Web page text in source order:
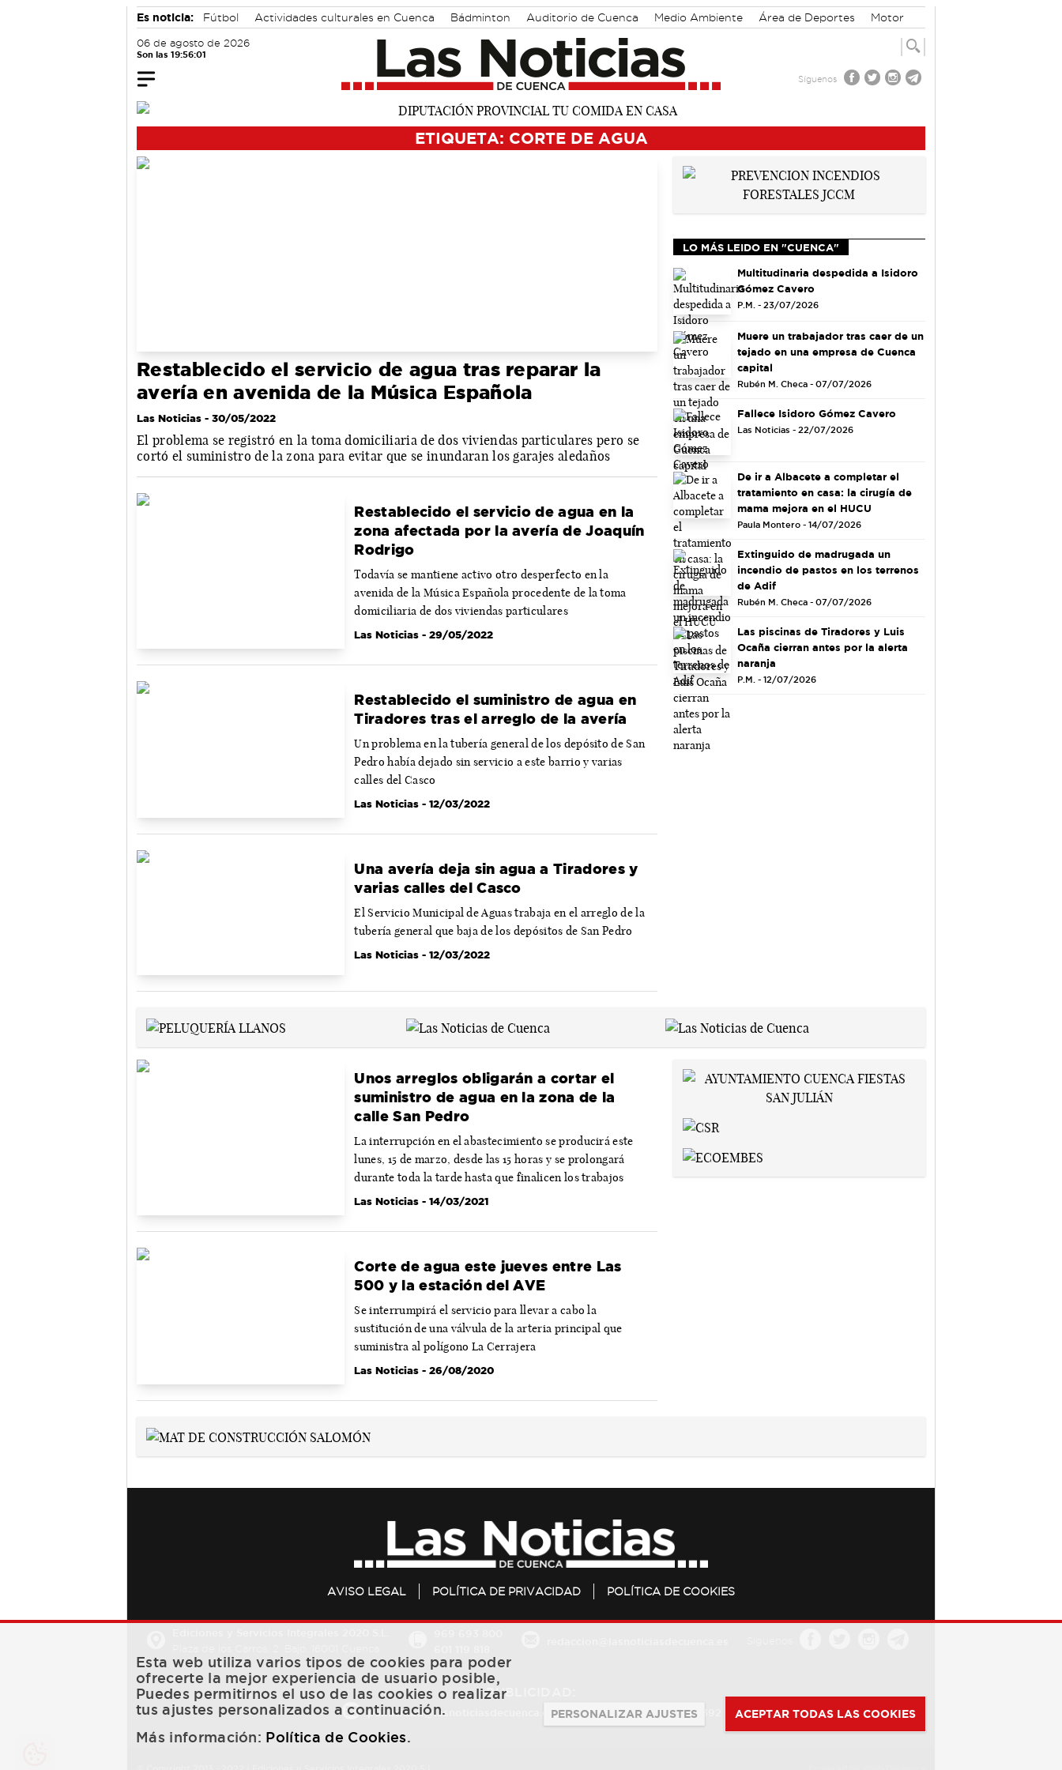
Es noticia: Fútbol Actividades culturales en Cuenca Bádminton Auditorio de Cuenca Medio Ambiente Área de Deportes Motor
06 de agosto de 2026
Son las 19:56:02
Síguenos
ETIQUETA: CORTE DE AGUA
Restablecido el servicio de agua tras reparar la
avería en avenida de la Música Española
Las Noticias - 30/05/2022
El problema se registró en la toma domiciliaria de dos viviendas particulares pero se
cortó el suministro de la zona para evitar que se inundaran los garajes aledaños
Restablecido el servicio de agua en la
zona afectada por la avería de Joaquín
Rodrigo
Todavía se mantiene activo otro desperfecto en la
avenida de la Música Española procedente de la toma
domiciliaria de dos viviendas particulares
Las Noticias - 29/05/2022
Restablecido el suministro de agua en
Tiradores tras el arreglo de la avería
Un problema en la tubería general de los depósito de San
Pedro había dejado sin servicio a este barrio y varias
calles del Casco
Las Noticias - 12/03/2022
Una avería deja sin agua a Tiradores y
varias calles del Casco
El Servicio Municipal de Aguas trabaja en el arreglo de la
tubería general que baja de los depósitos de San Pedro
Las Noticias - 12/03/2022
LO MÁS LEIDO EN "CUENCA"
Multitudinaria despedida a Isidoro
Gómez Cavero
P.M. - 23/07/2026
Muere un trabajador tras caer de un
tejado en una empresa de Cuenca
capital
Rubén M. Checa - 07/07/2026
Fallece Isidoro Gómez Cavero
Las Noticias - 22/07/2026
De ir a Albacete a completar el
tratamiento en casa: la cirugía de
mama mejora en el HUCU
Paula Montero - 14/07/2026
Extinguido de madrugada un
incendio de pastos en los terrenos
de Adif
Rubén M. Checa - 07/07/2026
Las piscinas de Tiradores y Luis
Ocaña cierran antes por la alerta
naranja
P.M. - 12/07/2026
Unos arreglos obligarán a cortar el
suministro de agua en la zona de la
calle San Pedro
La interrupción en el abastecimiento se producirá este
lunes, 15 de marzo, desde las 15 horas y se prolongará
durante toda la tarde hasta que finalicen los trabajos
Las Noticias - 14/03/2021
Corte de agua este jueves entre Las
500 y la estación del AVE
Se interrumpirá el servicio para llevar a cabo la
sustitución de una válvula de la arteria principal que
suministra al polígono La Cerrajera
Las Noticias - 26/08/2020
AVISO LEGAL POLÍTICA DE PRIVACIDAD POLÍTICA DE COOKIES
PUBLICIDAD:
publicidad@lasnoticiasdecuenca.es 684 126 573 / 670 726 392
Esta web utiliza varios tipos de cookies para poder
ofrecerte la mejor experiencia de usuario posible,
Puedes permitirnos el uso de las cookies o realizar
tus ajustes personalizados a continuación.
Más información: Política de Cookies.
PERSONALIZAR AJUSTES ACEPTAR TODAS LAS COOKIES